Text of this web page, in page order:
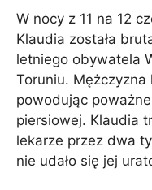
W nocy z 11 na 12
Klaudia została
letniego obywatela
Toruniu. Mężczyzna
powodując
piersiowej. Klaudia
lekarze przez dwa
nie udało się jej